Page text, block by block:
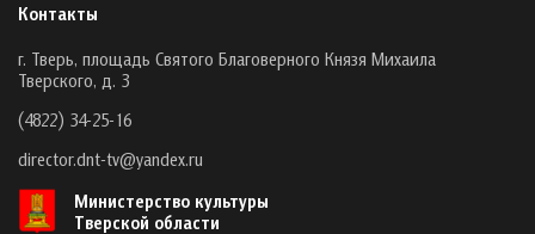
Контакты
г. Тверь, площадь Святого Благоверного Князя Михаила
Тверского, д. 3
(4822) 34-25-16
director.dnt-tv@yandex.ru
Министерство культуры
Тверской области